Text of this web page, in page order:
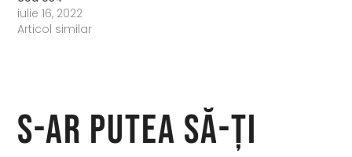
iulie 16, 2022
Articol similar
S-ar putea să-ți